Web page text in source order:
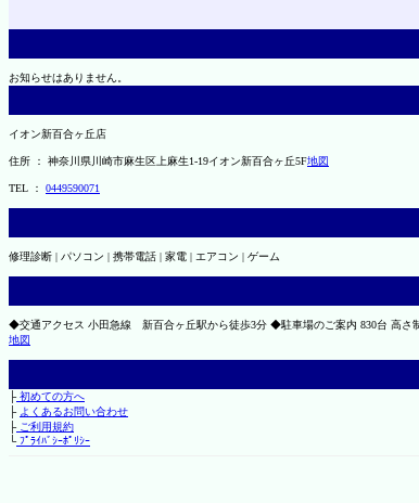
お知らせはありません。
イオン新百合ヶ丘店
住所 ： 神奈川県川崎市麻生区上麻生1-19イオン新百合ヶ丘5F地図
TEL ： 0449590071
修理診断 | パソコン | 携帯電話 | 家電 | エアコン | ゲーム
◆交通アクセス 小田急線 新百合ヶ丘駅から徒歩3分 ◆駐車場のご案内 830台 高さ
地図
├初めての方へ
├ よくあるお問い合わせ
├ご利用規約
└ﾌﾟﾗｲﾊﾞｼｰﾎﾟﾘｼｰ